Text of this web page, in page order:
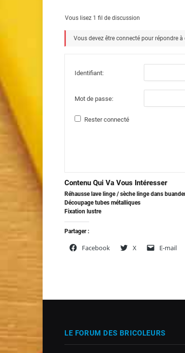
Vous lisez 1 fil de discussion
Vous devez être connecté pour répondre à
Identifiant:
Mot de passe:
Rester connecté
Contenu Qui Va Vous Intéresser
Réhausse lave linge / sèche linge dans
Découpage tubes métalliques
Fixation lustre
Partager :
Facebook X E-mail
LE FORUM DES BRICOLEURS